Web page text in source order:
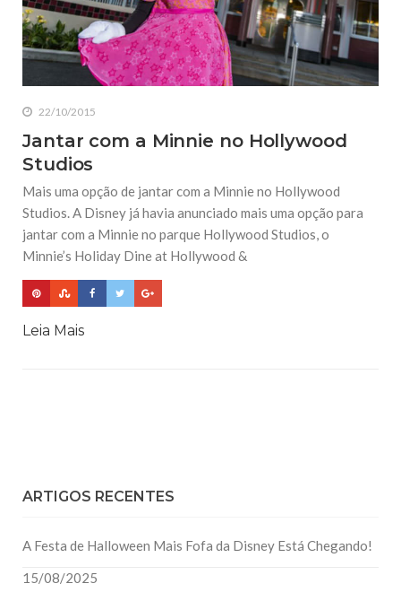
22/10/2015
Jantar com a Minnie no Hollywood
Studios
Mais uma opção de jantar com a Minnie no Hollywood
Studios. A Disney já havia anunciado mais uma opção para
jantar com a Minnie no parque Hollywood Studios, o
Minnie’s Holiday Dine at Hollywood &
Leia Mais
ARTIGOS RECENTES
A Festa de Halloween Mais Fofa da Disney Está Chegando!
15/08/2025